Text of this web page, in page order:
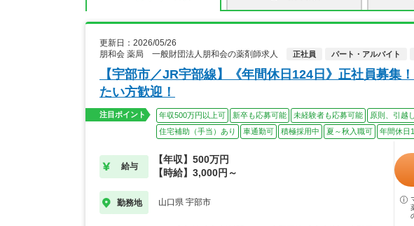
更新日：2026/05/26
朋和会 薬局 一般財団法人朋和会の薬剤師求人
正社員 パート・アルバイト
【宇部市／JR宇部線】《年間休日124日》正社員募集
たい方歓迎！
注目ポイント 年収500万円以上可 新卒も応募可能 未経験者も応募可能 原則、引越
住宅補助（手当）あり
車通勤可 積極採用中 夏～秋入職可 年間休日
給与
【年収】500万円
【時給】3,000円～
勤務地 山口県 宇部市